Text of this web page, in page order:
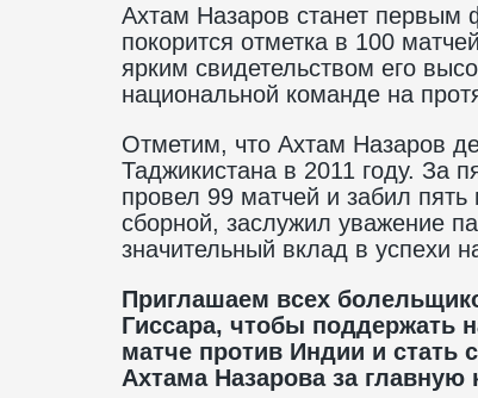
Ахтам Назаров станет первым
покорится отметка в 100
ярким свидетельством его
национальной команде на
Отметим, что Ахтам Назаров
Таджикистана в 2011 году. За
провел 99 матчей и забил
сборной, заслужил уважение
значительный вклад в успехи
Приглашаем всех
Гиссара, чтобы поддержать
матче против Индии и стать
Ахтама Назарова за